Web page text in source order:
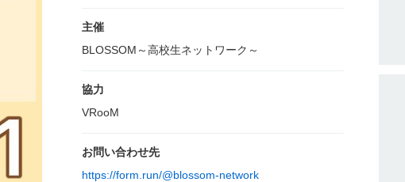
主催
BLOSSOM～高校生ネットワーク～
協力
VRooM
お問い合わせ先
https://form.run/@blossom-network